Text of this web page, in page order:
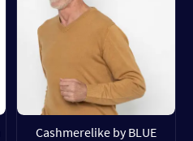
Cashmerelike by BLUE